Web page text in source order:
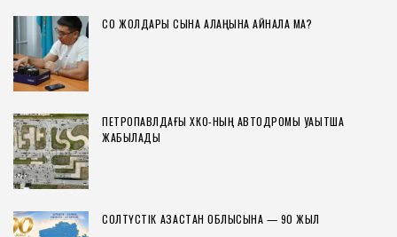
СҚО ЖОЛДАРЫ СЫНАҚ АЛАҢЫНА АЙНАЛА МА?
ПЕТРОПАВЛДАҒЫ ХҚКО-НЫҢ АВТОДРОМЫ УАҚЫТША
ЖАБЫЛАДЫ
СОЛТҮСТІК ҚАЗАҚСТАН ОБЛЫСЫНА — 90 ЖЫЛ